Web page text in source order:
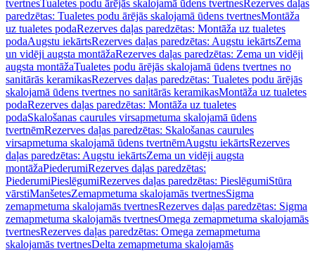
tvertnesTualetes podu ārējās skalojamā ūdens tvertnesRezerves daļas
paredzētas: Tualetes podu ārējās skalojamā ūdens tvertnesMontāža
uz tualetes podaRezerves daļas paredzētas: Montāža uz tualetes
podaAugstu iekārtsRezerves daļas paredzētas: Augstu iekārtsZema
un vidēji augsta montāžaRezerves daļas paredzētas: Zema un vidēji
augsta montāžaTualetes podu ārējās skalojamā ūdens tvertnes no
sanitārās keramikasRezerves daļas paredzētas: Tualetes podu ārējās
skalojamā ūdens tvertnes no sanitārās keramikasMontāža uz tualetes
podaRezerves daļas paredzētas: Montāža uz tualetes
podaSkalošanas caurules virsapmetuma skalojamā ūdens
tvertnēmRezerves daļas paredzētas: Skalošanas caurules
virsapmetuma skalojamā ūdens tvertnēmAugstu iekārtsRezerves
daļas paredzētas: Augstu iekārtsZema un vidēji augsta
montāžaPiederumiRezerves daļas paredzētas:
PiederumiPieslēgumiRezerves daļas paredzētas: PieslēgumiStūra
vārstiManšetesZemapmetuma skalojamās tvertnesSigma
zemapmetuma skalojamās tvertnesRezerves daļas paredzētas: Sigma
zemapmetuma skalojamās tvertnesOmega zemapmetuma skalojamās
tvertnesRezerves daļas paredzētas: Omega zemapmetuma
skalojamās tvertnesDelta zemapmetuma skalojamās